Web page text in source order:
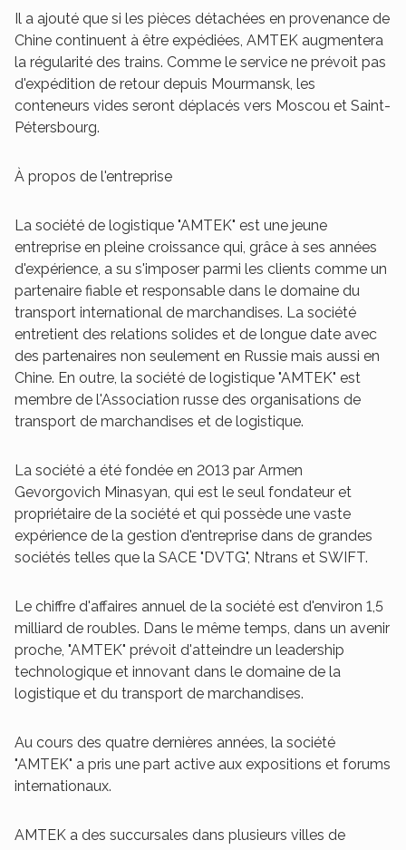
Il a ajouté que si les pièces détachées en provenance de
Chine continuent à être expédiées, AMTEK augmentera
la régularité des trains. Comme le service ne prévoit pas
d'expédition de retour depuis Mourmansk, les
conteneurs vides seront déplacés vers Moscou et Saint-
Pétersbourg.
À propos de l'entreprise
La société de logistique "AMTEK" est une jeune
entreprise en pleine croissance qui, grâce à ses années
d'expérience, a su s'imposer parmi les clients comme un
partenaire fiable et responsable dans le domaine du
transport international de marchandises. La société
entretient des relations solides et de longue date avec
des partenaires non seulement en Russie mais aussi en
Chine. En outre, la société de logistique "AMTEK" est
membre de l'Association russe des organisations de
transport de marchandises et de logistique.
La société a été fondée en 2013 par Armen
Gevorgovich Minasyan, qui est le seul fondateur et
propriétaire de la société et qui possède une vaste
expérience de la gestion d'entreprise dans de grandes
sociétés telles que la SACE "DVTG", Ntrans et SWIFT.
Le chiffre d'affaires annuel de la société est d'environ 1,5
milliard de roubles. Dans le même temps, dans un avenir
proche, "AMTEK" prévoit d'atteindre un leadership
technologique et innovant dans le domaine de la
logistique et du transport de marchandises.
Au cours des quatre dernières années, la société
"AMTEK" a pris une part active aux expositions et forums
internationaux.
AMTEK a des succursales dans plusieurs villes de